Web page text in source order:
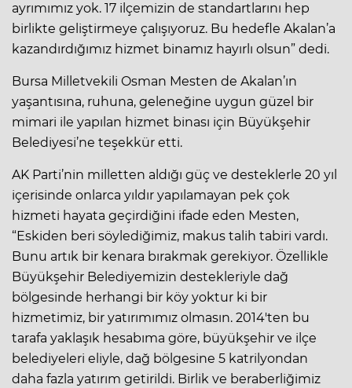
ayrımımız yok. 17 ilçemizin de standartlarını hep
birlikte geliştirmeye çalışıyoruz. Bu hedefle Akalan’a
kazandırdığımız hizmet binamız hayırlı olsun” dedi.
Bursa Milletvekili Osman Mesten de Akalan’ın
yaşantısına, ruhuna, geleneğine uygun güzel bir
mimari ile yapılan hizmet binası için Büyükşehir
Belediyesi’ne teşekkür etti.
AK Parti’nin milletten aldığı güç ve desteklerle 20 yıl
içerisinde onlarca yıldır yapılamayan pek çok
hizmeti hayata geçirdiğini ifade eden Mesten,
“Eskiden beri söylediğimiz, makus talih tabiri vardı.
Bunu artık bir kenara bırakmak gerekiyor. Özellikle
Büyükşehir Belediyemizin destekleriyle dağ
bölgesinde herhangi bir köy yoktur ki bir
hizmetimiz, bir yatırımımız olmasın. 2014'ten bu
tarafa yaklaşık hesabıma göre, büyükşehir ve ilçe
belediyeleri eliyle, dağ bölgesine 5 katrilyondan
daha fazla yatırım getirildi. Birlik ve beraberliğimiz